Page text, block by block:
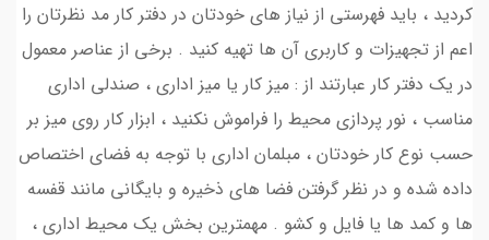
کردید ، باید فهرستی از نیاز های خودتان در دفتر کار مد نظرتان را
اعم از تجهیزات و کاربری آن ها تهیه کنید . برخی از عناصر معمول
در یک دفتر کار عبارتند از : میز کار یا میز اداری ، صندلی اداری
مناسب ، نور پردازی محیط را فراموش نکنید ، ابزار کار روی میز بر
حسب نوع کار خودتان ، مبلمان اداری با توجه به فضای اختصاص
داده شده و در نظر گرفتن فضا های ذخیره و بایگانی مانند قفسه
ها و کمد ها یا فایل و کشو . مهمترین بخش یک محیط اداری ،